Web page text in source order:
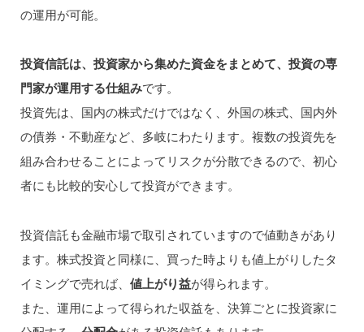
の運用が可能。
投資信託は、投資家から集めた資金をまとめて、投資の専
門家が運用する仕組みです。
投資先は、国内の株式だけではなく、外国の株式、国内外
の債券・不動産など、多岐にわたります。複数の投資先を
組み合わせることによってリスクが分散できるので、初心
者にも比較的安心して投資ができます。
投資信託も金融市場で取引されていますので値動きがあり
ます。株式投資と同様に、買った時よりも値上がりしたタ
イミングで売れば、 値上がり益が得られます。
また、運用によって得られた収益を、決算ごとに投資家に